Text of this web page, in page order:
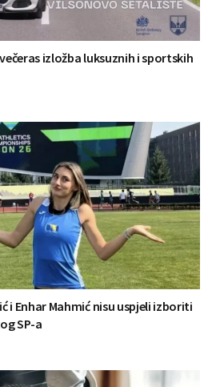
izložba luksuznih i sportskih
i Enhar Mahmić nisu uspjeli izboriti
SP-a